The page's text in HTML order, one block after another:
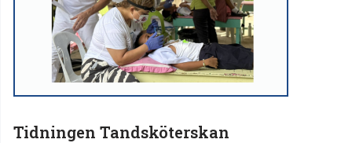
Tidningen Tandsköterskan